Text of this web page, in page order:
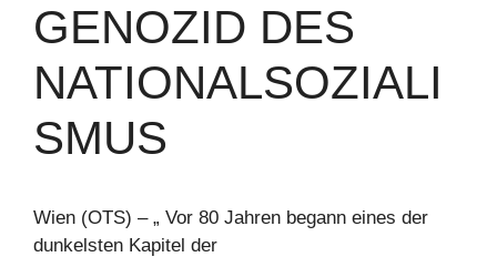
GENOZID DES
NATIONALSOZIALI
SMUS
Wien (OTS) – „ Vor 80 Jahren begann eines der
dunkelsten Kapitel der